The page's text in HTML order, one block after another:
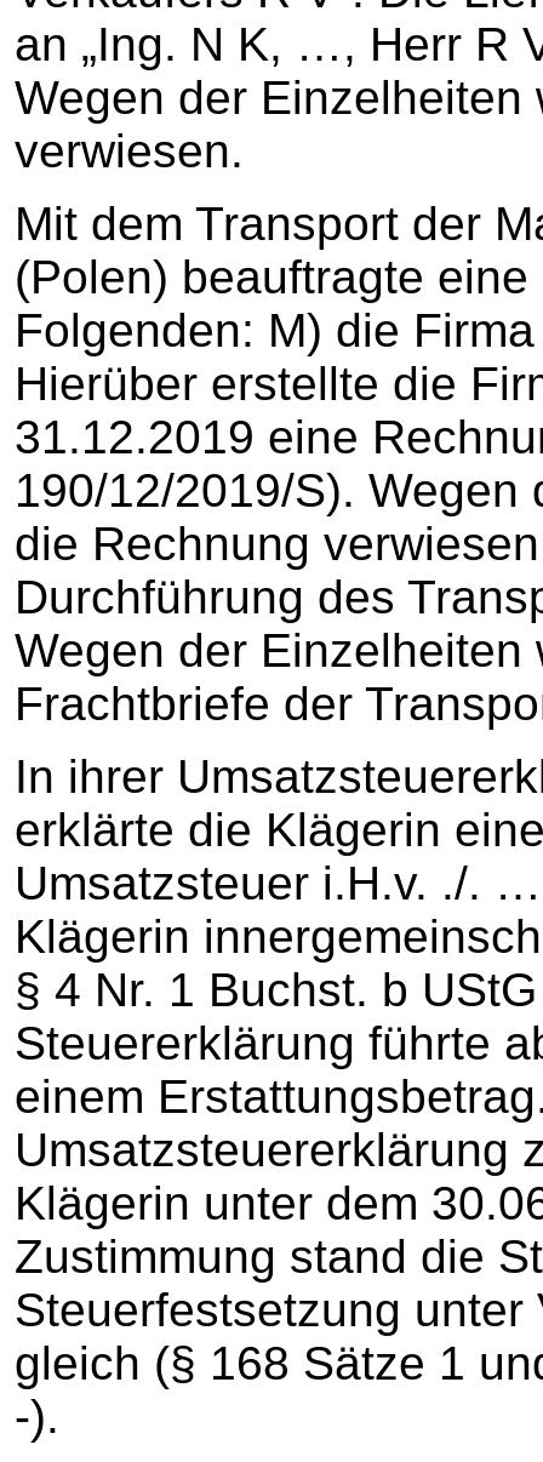
an „Ing. N K, …, Herr R
Wegen der
verwiesen.
Mit dem Transport der
(Polen) beauftragte
Folgenden: M) die
Hierüber erstellte die
31.12.2019 eine
190/12/2019/S).
die Rechnung
Durchführung des
Wegen der Einzelheiten
Frachtbriefe der
In ihrer
erklärte die Klägerin
Umsatzsteuer i.H.v. ./.
Klägerin
§ 4 Nr. 1 Buchst. b
Steuererklärung führte
einem
Umsatzsteuererklärung
Klägerin unter dem
Zustimmung stand die
Steuerfestsetzung
gleich (§ 168 Sätze 1
-).